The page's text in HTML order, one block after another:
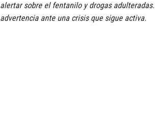
alertar sobre el fentanilo y drogas
advertencia ante una crisis que sigue activa.